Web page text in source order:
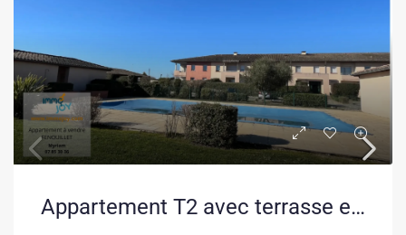
Appartement T2 avec terrasse et jardin à Fenouillet près de Toulouse